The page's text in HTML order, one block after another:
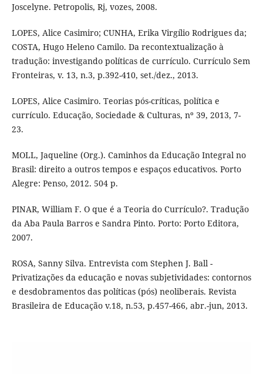
Joscelyne. Petropolis, Rj, vozes, 2008.
LOPES, Alice Casimiro; CUNHA, Erika Virgílio Rodrigues da;
COSTA, Hugo Heleno Camilo. Da recontextualização à
tradução: investigando políticas de currículo. Currículo Sem
Fronteiras, v. 13, n.3, p.392-410, set./dez., 2013.
LOPES, Alice Casimiro. Teorias pós-críticas, política e
currículo. Educação, Sociedade & Culturas, nº 39, 2013, 7-
23.
MOLL, Jaqueline (Org.). Caminhos da Educação Integral no
Brasil: direito a outros tempos e espaços educativos. Porto
Alegre: Penso, 2012. 504 p.
PINAR, William F. O que é a Teoria do Currículo?. Tradução
da Aba Paula Barros e Sandra Pinto. Porto: Porto Editora,
2007.
ROSA, Sanny Silva. Entrevista com Stephen J. Ball -
Privatizações da educação e novas subjetividades: contornos
e desdobramentos das políticas (pós) neoliberais. Revista
Brasileira de Educação v.18, n.53, p.457-466, abr.-jun, 2013.